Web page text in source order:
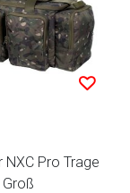
NXC Pro Trage